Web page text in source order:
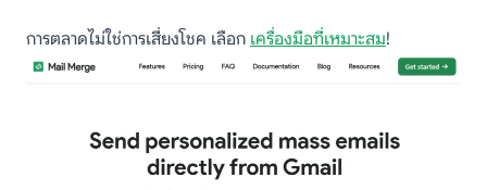
การตลาดไม่ใช่การเสี่ยงโชค เลือก เครื่องมือที่เหมาะสม!